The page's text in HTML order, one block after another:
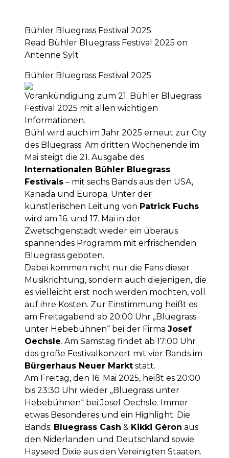
Bühler Bluegrass Festival 2025
Read Bühler Bluegrass Festival 2025 on
Antenne Sylt
Bühler Bluegrass Festival 2025
Vorankündigung zum 21. Bühler Bluegrass
Festival 2025 mit allen wichtigen
Informationen.
Bühl wird auch im Jahr 2025 erneut zur City
des Bluegrass: Am dritten Wochenende im
Mai steigt die 21. Ausgabe des
Internationalen Bühler Bluegrass
Festivals – mit sechs Bands aus den USA,
Kanada und Europa. Unter der
künstlerischen Leitung von Patrick Fuchs
wird am 16. und 17. Mai in der
Zwetschgenstadt wieder ein überaus
spannendes Programm mit erfrischenden
Bluegrass geboten.
Dabei kommen nicht nur die Fans dieser
Musikrichtung, sondern auch diejenigen, die
es vielleicht erst noch werden möchten, voll
auf ihre Kosten. Zur Einstimmung heißt es
am Freitagabend ab 20:00 Uhr „Bluegrass
unter Hebebühnen“ bei der Firma Josef
Oechsle. Am Samstag findet ab 17:00 Uhr
das große Festivalkonzert mit vier Bands im
Bürgerhaus Neuer Markt statt.
Am Freitag, den 16. Mai 2025, heißt es 20:00
bis 23:30 Uhr wieder „Bluegrass unter
Hebebühnen“ bei Josef Oechsle. Immer
etwas Besonderes und ein Highlight. Die
Bands: Bluegrass Cash & Kikki Géron aus
den Niderlanden und Deutschland sowie
Hayseed Dixie aus den Vereinigten Staaten.